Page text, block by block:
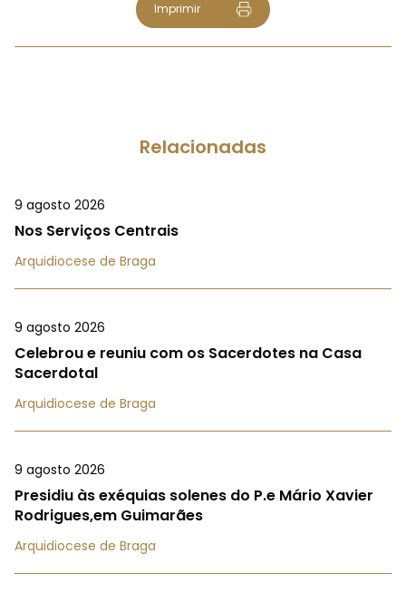
Imprimir
Relacionadas
9 agosto 2026
Nos Serviços Centrais
Arquidiocese de Braga
9 agosto 2026
Celebrou e reuniu com os Sacerdotes na Casa
Sacerdotal
Arquidiocese de Braga
9 agosto 2026
Presidiu às exéquias solenes do P.e Mário Xavier
Rodrigues,em Guimarães
Arquidiocese de Braga